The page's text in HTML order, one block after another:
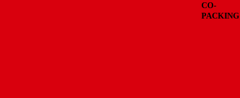
CO-
PACKING